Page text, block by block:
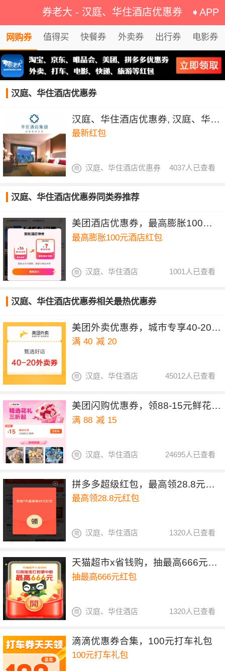
券老大 - 汉庭、华住酒店优惠券 ➧APP
网购券 值得买 快餐券 外卖券 出行券 电影券
汉庭、华住酒店优惠券
汉庭、华住酒店优惠券, 汉庭、华住酒店2018年红包
最新红包
4037人已查看
汉庭、华住酒店优惠券
汉庭、华住酒店优惠券同类券推荐
美团酒店优惠券，最高膨胀100元酒店红包
最高膨胀100元酒店红包
1001人已查看
汉庭、华住酒店
汉庭、华住酒店优惠券相关最热优惠券
美团外卖优惠券，城市专享40-20&30-15元红包
满 40 减 20
45012人已查看
汉庭、华住酒店
美团闪购优惠券，领88-15元鲜花优惠券
满 88 减 15
24695人已查看
汉庭、华住酒店
拼多多超级红包，最高领28.8元红包
最高领28.8元红包
1320人已查看
汉庭、华住酒店
天猫超市x省钱购，抽最高666元红包
抽最高666元红包
1320人已查看
汉庭、华住酒店
滴滴优惠券合集，100元打车礼包
100元打车礼包